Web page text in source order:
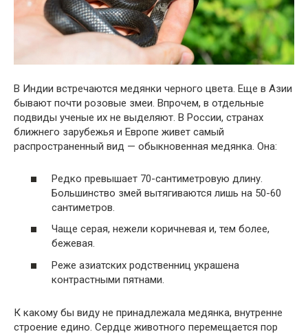
В Индии встречаются медянки черного цвета. Еще в Азии
бывают почти розовые змеи. Впрочем, в отдельные
подвиды ученые их не выделяют. В России, странах
ближнего зарубежья и Европе живет самый
распространенный вид — обыкновенная медянка. Она:
Редко превышает 70-сантиметровую длину.
Большинство змей вытягиваются лишь на 50-60
сантиметров.
Чаще серая, нежели коричневая и, тем более,
бежевая.
Реже азиатских родственниц украшена
контрастными пятнами.
К какому бы виду не принадлежала медянка, внутренне
строение едино. Сердце животного перемещается пор